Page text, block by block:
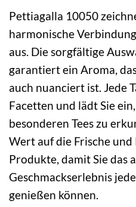
Pettiagalla 10050
harmonische
aus. Die sorgfältige
garantiert ein Aroma,
auch nuanciert ist. Jede
Facetten und lädt Sie
besonderen Tees zu
Wert auf die Frische
Produkte, damit Sie das
Geschmackserlebnis
genießen können.